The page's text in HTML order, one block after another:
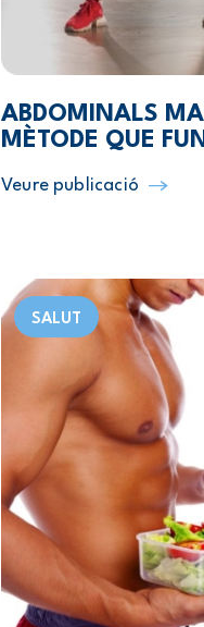
ABDOMINALS
MÈTODE QUE
Veure publicació
SALUT